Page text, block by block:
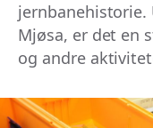
Mjøsa, er det en
og andre